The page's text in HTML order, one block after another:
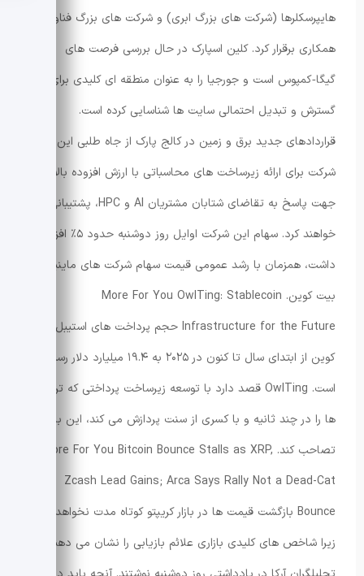
هایپرسکلرها (شرکت های بزرگ ابری) و شرکت های بزرگ فناوری
همکاری برقرار کرد. کلین اسپارک در حال بررسی فرصت های
گیگا‑کمپوس است و جورجیا را به عنوان منطقه ای کلیدی برای
گسترش و تبدیل احتمالی سایت ها شناسایی کرده است.
قراردادهای جدید برق و زمین در کالج پارک از جاه طلبی این
شرکت برای ارائه زیرساخت های محاسباتی با ارزش افزوده بالا،
جهت پاسخ به تقاضای شتابان مشتریان AI و HPC، پشتیبانی
خواهند کرد. سهام این شرکت اوایل روز دوشنبه حدود ۵٪ افزایش
داشت، همزمان با رشد عمومی قیمت سهام شرکت های ماینینگ
بیت کوین. More For You OwlTing: Stablecoin
Infrastructure for the Future حجم پرداخت های استیبل
کوین از ابتدای سال تا کنون در ۲۰۲۵ به ۱۹.۴ میلیارد دلار رسیده
است. OwlTing قصد دارد با توسعه زیرساخت پرداختی که تراکنش
ها را در چند ثانیه و با کسری از سنت پردازش می کند، این بازار را
تصاحب کند. More For You Bitcoin Bounce Stalls as XRP,
Zcash Lead Gains; Arca Says Rally Not a Dead-Cat
Bounce بازگشت قیمت ها در بازار کریپتو کوتاه مدت نخواهد بود
زیرا شاخص های کلیدی بازاری علائم بازیابی را نشان می دهند،